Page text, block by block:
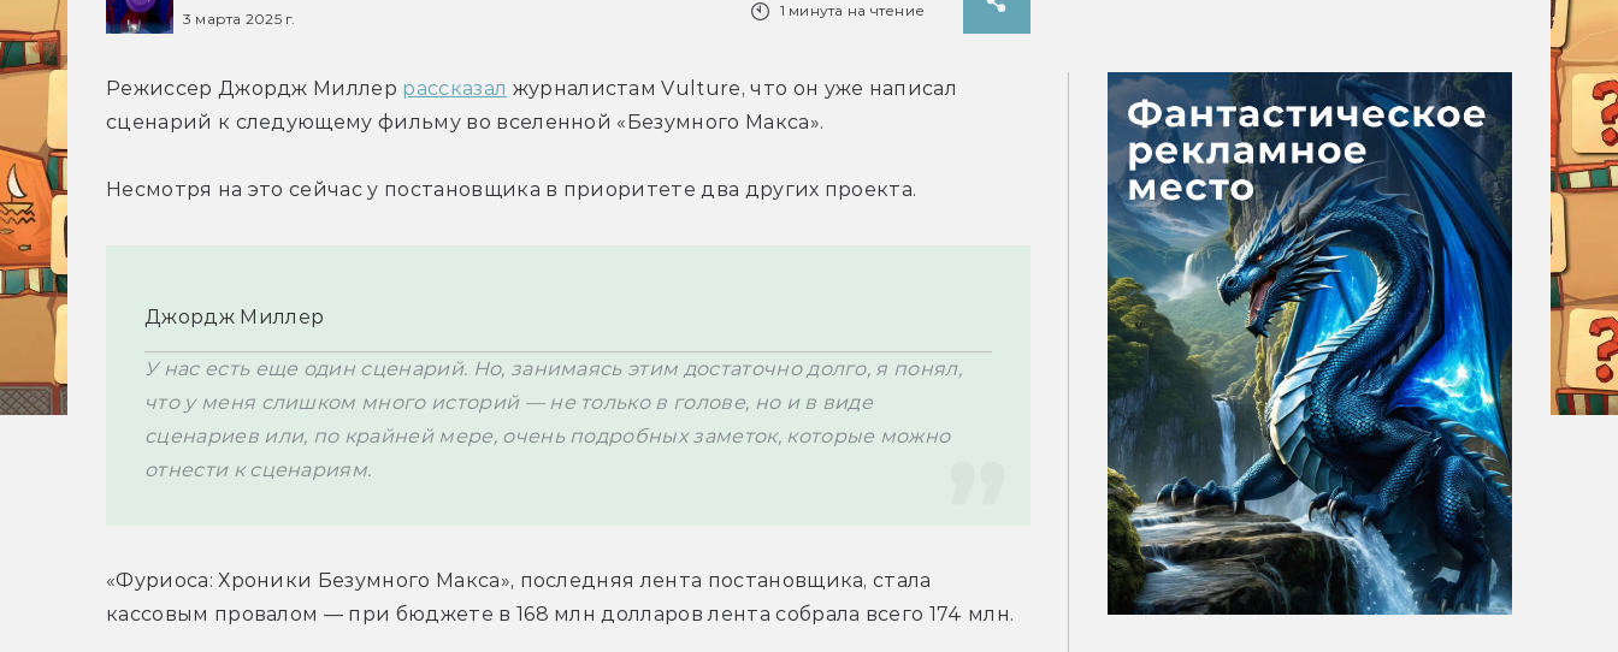
3 марта 2025 г.
1 минута на чтение
Режиссер Джордж Миллер рассказал журналистам Vulture, что он уже написал
сценарий к следующему фильму во вселенной «Безумного Макса».
Несмотря на это сейчас у постановщика в приоритете два других проекта.
Джордж Миллер
У нас есть еще один сценарий. Но, занимаясь этим достаточно долго, я понял,
что у меня слишком много историй — не только в голове, но и в виде
сценариев или, по крайней мере, очень подробных заметок, которые можно
отнести к сценариям.
«Фуриоса: Хроники Безумного Макса», последняя лента постановщика, стала
кассовым провалом — при бюджете в 168 млн долларов лента собрала всего 174 млн.